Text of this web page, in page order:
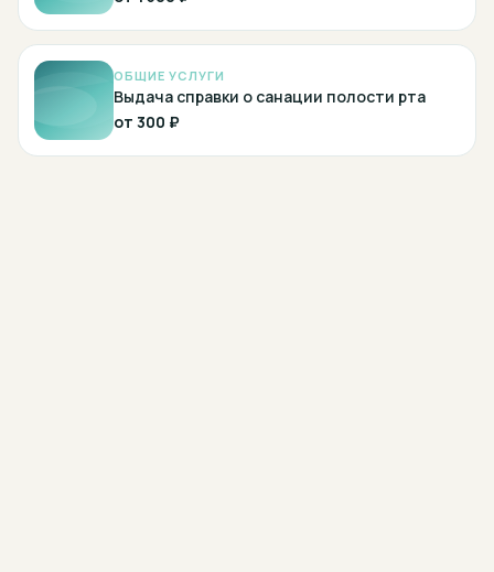
ОБЩИЕ УСЛУГИ
Выдача справки о санации полости рта
от 300 ₽